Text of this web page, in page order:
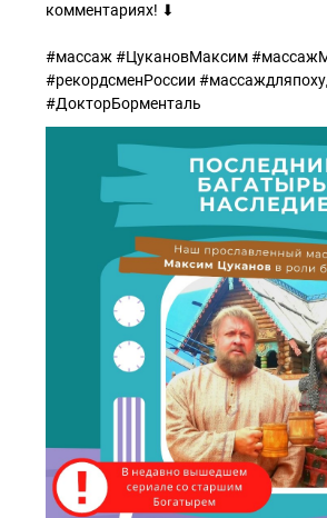
комментариях! ⬇
#массаж #ЦукановМаксим
#рекордсменРоссии
#ДокторБорменталь